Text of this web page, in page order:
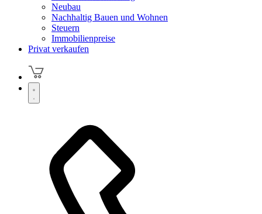
Neubau
Nachhaltig Bauen und Wohnen
Steuern
Immobilienpreise
Privat verkaufen